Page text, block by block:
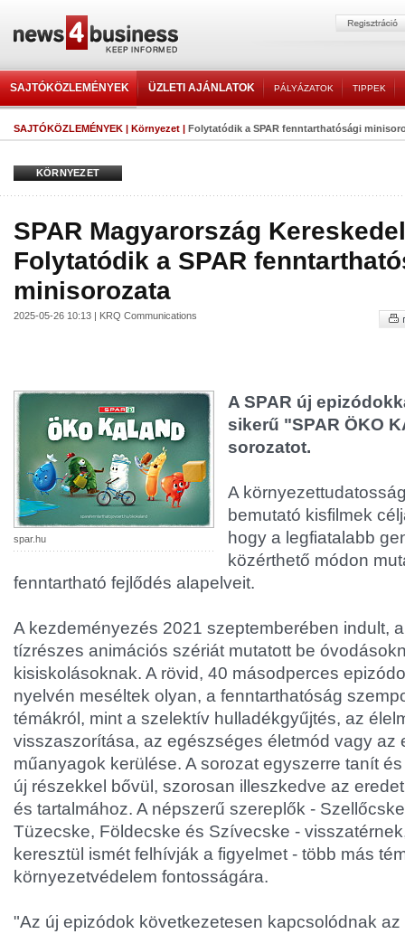
SAJTÓKÖZLEMÉNYEK ÜZLETI AJÁNLATOK PÁLYÁZATOK TIPPEK
SAJTÓKÖZLEMÉNYEK | Környezet | Folytatódik a SPAR fenntarthatósági
KÖRNYEZET
SPAR Magyarország
Folytatódik a SPAR
minisorozata
2025-05-26 10:13 | KRQ Communications
spar.hu
A SPAR új
sikerű "SPAR ÖKO
sorozatot.
A
bemutató kisfilmek
hogy a legfiatalabb
közérthető módon
fenntartható fejlődés alapelveit.
A kezdeményezés 2021 szeptemberében indult,
tízrészes animációs szériát mutatott be
kisiskolásoknak. A rövid, 40 másodperces
nyelvén meséltek olyan, a fenntarthatóság
témákról, mint a szelektív hulladékgyűjtés, az
visszaszorítása, az egészséges életmód vagy az
műanyagok kerülése. A sorozat egyszerre tanít
új részekkel bővül, szorosan illeszkedve az
és tartalmához. A népszerű szereplők -
Tüzecske, Földecske és Szívecske -
keresztül ismét felhívják a figyelmet - több más
környezetvédelem fontosságára.
"Az új epizódok következetesen kapcsolódnak